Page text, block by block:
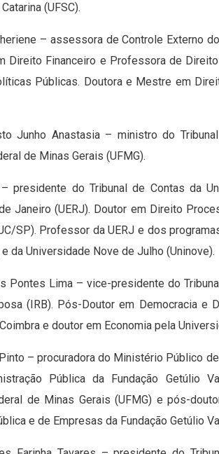
(UFSC).
– assessora de Controle Externo
Direito Financeiro e Professora de
Públicas. Doutora e Mestre em
Junho Anastasia – ministro do
de Minas Gerais (UFMG).
presidente do Tribunal de Contas da
Janeiro (UERJ). Doutor em Direito
SP). Professor da UERJ e dos
da Universidade Nove de Julho (Uninove).
Pontes Lima – vice-presidente do
(IRB). Pós-Doutor em Democracia
e doutor em Economia pela
– procuradora do Ministério Público
Pública da Fundação Getúlio
de Minas Gerais (UFMG) e pós-
e de Empresas da Fundação Getúlio